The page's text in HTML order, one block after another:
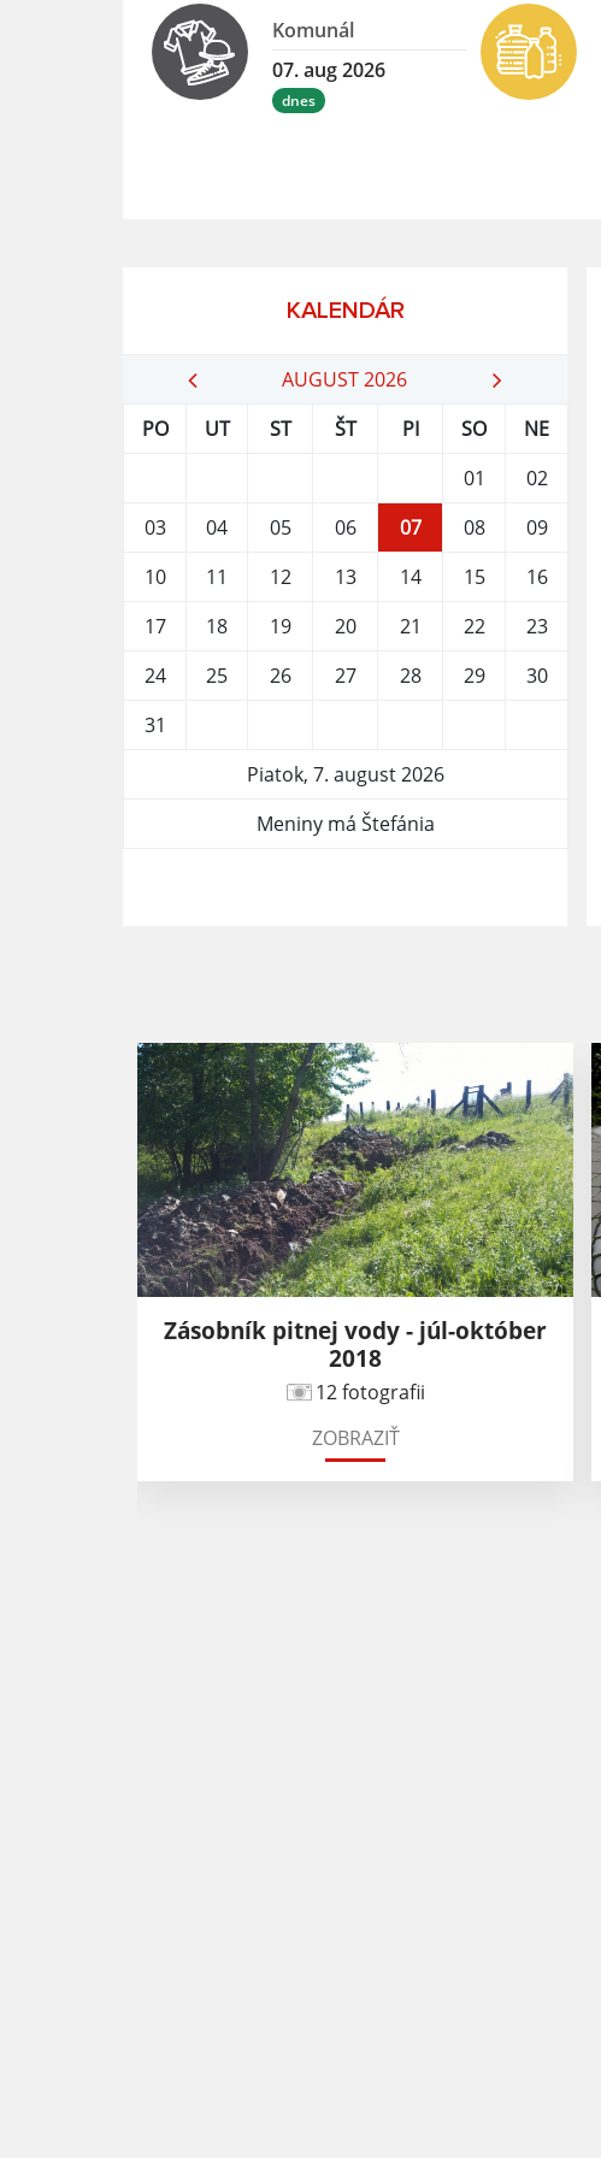
Komunál
07. aug 2026
dnes
KALENDÁR
AUGUST 2026
PO
UT ST ŠT PI SO
NE
01
02
03
04 05 06 07 08
09
10
11 12 13 14 15
16
17
18 19 20 21 22
23
24
25 26 27 28 29
30
31
Piatok, 7. august 2026
Meniny má Štefánia
Zásobník pitnej vody - júl-október
2018
12 fotografii
ZOBRAZIŤ